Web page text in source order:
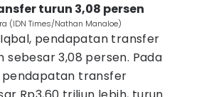
turun 3,08 persen
(IDN Times/Nathan Manaloe)
pendapatan transfer
sebesar 3,08 persen. Pada
pendapatan transfer